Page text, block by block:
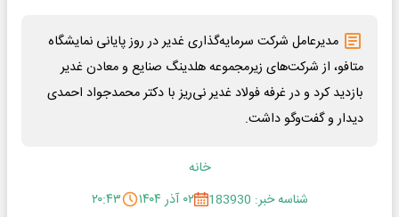
مدیرعامل شرکت سرمایه‌گذاری غدیر در روز پایانی نمایشگاه
متافو، از شرکت‌های زیرمجموعه هلدینگ صنایع و معادن غدیر
بازدید کرد و در غرفه فولاد غدیر نی‌ریز با دکتر محمدجواد احمدی
دیدار و گفت‌وگو داشت.
خانه
شناسه خبر: 183930
۰۲ آذر ۱۴۰۴ ۲۰:۴۳